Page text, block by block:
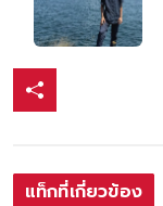
แท็กที่เกี่ยวข้อง